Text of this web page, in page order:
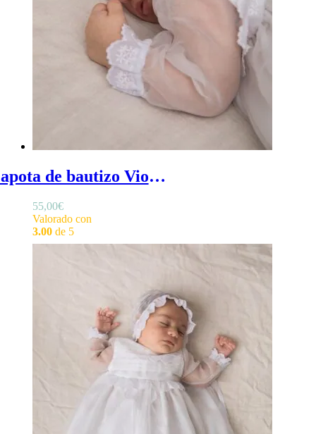
Capota de bautizo Violeta - Capota de bautizo de organza de seda blanca, semi transparente
55,00€
Valorado con
3.00 de 5